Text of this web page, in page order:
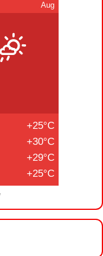
Aug
+25°C
+30°C
+29°C
+25°C